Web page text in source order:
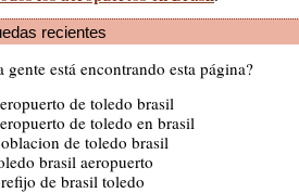
recientes
gente está encontrando esta página?
de toledo brasil
de toledo en brasil
de toledo brasil
brasil aeropuerto
de brasil toledo